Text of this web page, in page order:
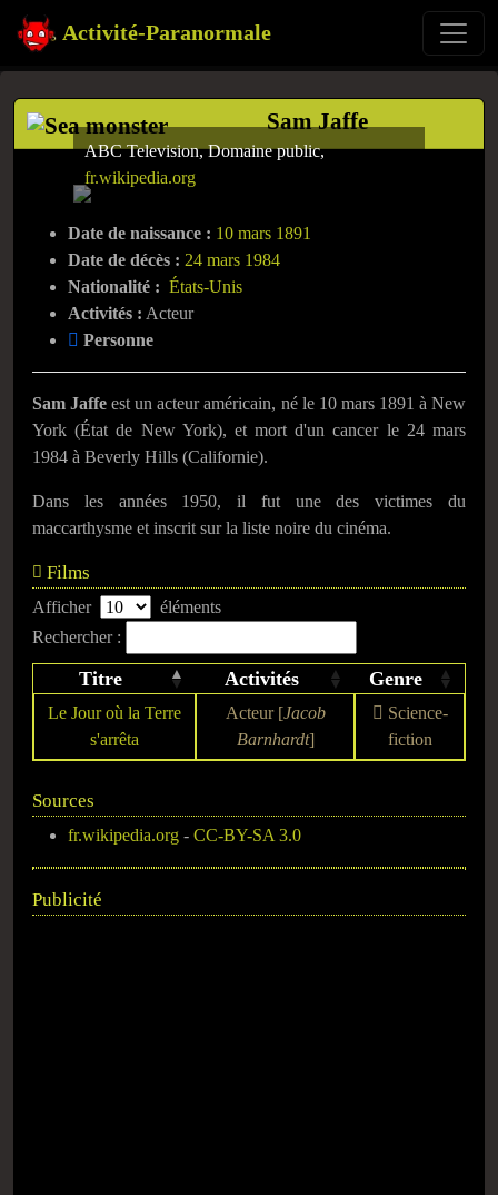
Activité-Paranormale
Sam Jaffe
ABC Television, Domaine public,
fr.wikipedia.org
Date de naissance : 10 mars 1891
Date de décès : 24 mars 1984
Nationalité : États-Unis
Activités : Acteur
Personne
Sam Jaffe est un acteur américain, né le 10 mars 1891 à New
York (État de New York), et mort d'un cancer le 24 mars
1984 à Beverly Hills (Californie).
Dans les années 1950, il fut une des victimes du
maccarthysme et inscrit sur la liste noire du cinéma.
Films
Afficher
éléments
Rechercher :
Titre Activités Genre
Le Jour où la Terre
s'arrêta
Acteur [Jacob
Barnhardt]
Science-
fiction
Sources
fr.wikipedia.org - CC-BY-SA 3.0
Publicité